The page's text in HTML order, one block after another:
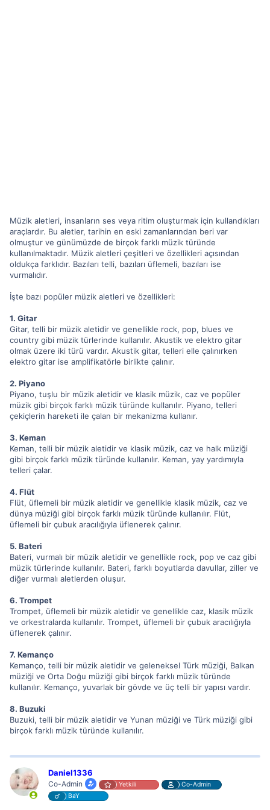
Müzik aletleri, insanların ses veya ritim oluşturmak için kullandıkları
araçlardır. Bu aletler, tarihin en eski zamanlarından beri var
olmuştur ve günümüzde de birçok farklı müzik türünde
kullanılmaktadır. Müzik aletleri çeşitleri ve özellikleri açısından
oldukça farklıdır. Bazıları telli, bazıları üflemeli, bazıları ise
vurmalıdır.
İşte bazı popüler müzik aletleri ve özellikleri:
1. Gitar
Gitar, telli bir müzik aletidir ve genellikle rock, pop, blues ve
country gibi müzik türlerinde kullanılır. Akustik ve elektro gitar
olmak üzere iki türü vardır. Akustik gitar, telleri elle çalınırken
elektro gitar ise amplifikatörle birlikte çalınır.
2. Piyano
Piyano, tuşlu bir müzik aletidir ve klasik müzik, caz ve popüler
müzik gibi birçok farklı müzik türünde kullanılır. Piyano, telleri
çekiçlerin hareketi ile çalan bir mekanizma kullanır.
3. Keman
Keman, telli bir müzik aletidir ve klasik müzik, caz ve halk müziği
gibi birçok farklı müzik türünde kullanılır. Keman, yay yardımıyla
telleri çalar.
4. Flüt
Flüt, üflemeli bir müzik aletidir ve genellikle klasik müzik, caz ve
dünya müziği gibi birçok farklı müzik türünde kullanılır. Flüt,
üflemeli bir çubuk aracılığıyla üflenerek çalınır.
5. Bateri
Bateri, vurmalı bir müzik aletidir ve genellikle rock, pop ve caz gibi
müzik türlerinde kullanılır. Bateri, farklı boyutlarda davullar, ziller ve
diğer vurmalı aletlerden oluşur.
6. Trompet
Trompet, üflemeli bir müzik aletidir ve genellikle caz, klasik müzik
ve orkestralarda kullanılır. Trompet, üflemeli bir çubuk aracılığıyla
üflenerek çalınır.
7. Kemanço
Kemanço, telli bir müzik aletidir ve geleneksel Türk müziği, Balkan
müziği ve Orta Doğu müziği gibi birçok farklı müzik türünde
kullanılır. Kemanço, yuvarlak bir gövde ve üç telli bir yapısı vardır.
8. Buzuki
Buzuki, telli bir müzik aletidir ve Yunan müziği ve Türk müziği gibi
birçok farklı müzik türünde kullanılır.
Daniel1336
Co-Admin Yetkili
Co-Admin
BaY